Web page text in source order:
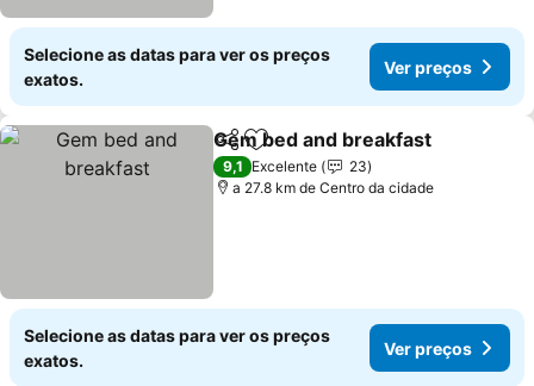
Selecione as datas para ver os preços
exatos.
Ver preços
PartilharAdicionar aos favoritos
Gem bed and breakfast
9,1 Excelente
23
a 27.8 km de Centro da cidade
Selecione as datas para ver os preços
exatos.
Ver preços